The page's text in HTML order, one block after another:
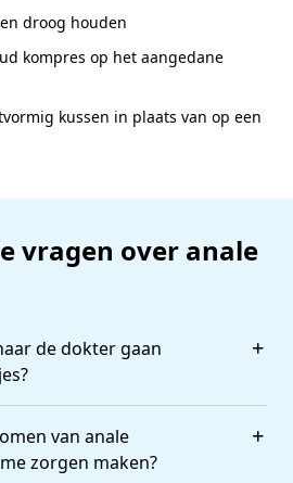
droog houden
kompres op het aangedane
kussen in plaats van op een
vragen over anale
de dokter gaan
van anale
zorgen maken?